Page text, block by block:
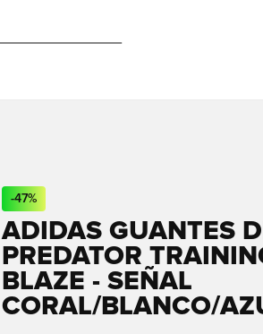
-47%
ADIDAS GUANTES
PREDATOR
BLAZE - SEÑAL
CORAL/BLANCO/